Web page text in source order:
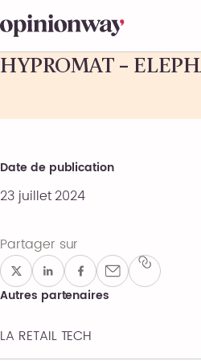
HYPROMAT –
Date de publication
23 juillet 2024
Partager sur
Autres partenaires
LA RETAIL TECH